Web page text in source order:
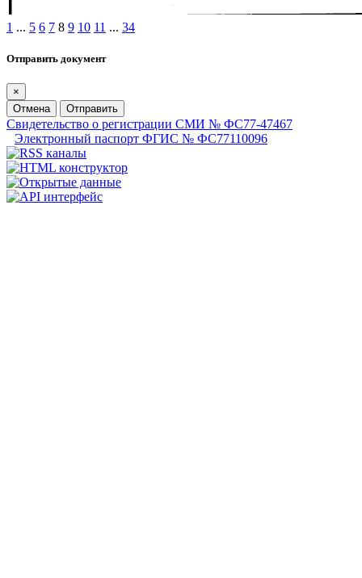
1 ... 5 6 7 8 9 10 11 ... 34
Отправить документ
×
Отмена
Отправить
Свидетельство о регистрации СМИ № ФС77-47467
Электронный паспорт ФГИС № ФС77110096